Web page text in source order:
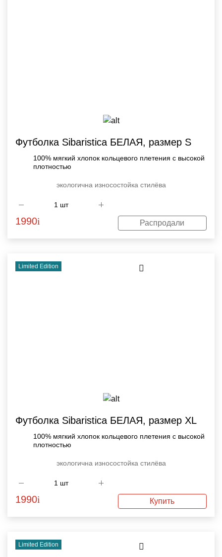
Футболка Sibaristica БЕЛАЯ, размер S
100% мягкий хлопок кольцевого плетения с высокой
плотностью
экологична износостойка стилёва
1990i Распродали
Limited Edition
Футболка Sibaristica БЕЛАЯ, размер XL
100% мягкий хлопок кольцевого плетения с высокой
плотностью
экологична износостойка стилёва
1990i Купить
Limited Edition